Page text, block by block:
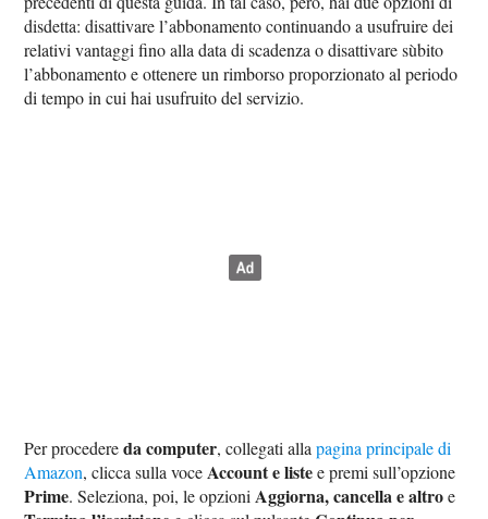
disdetta: disattivare l’abbonamento continuando a usufruire dei
relativi vantaggi fino alla data di scadenza o disattivare sùbito
l’abbonamento e ottenere un rimborso proporzionato al periodo
di tempo in cui hai usufruito del servizio.
Per procedereda computer, collegati allapagina principale di
Amazon, clicca sulla voce Account e listee premi sull’opzione
Prime. Seleziona, poi, le opzioni Aggiorna, cancella e altroe